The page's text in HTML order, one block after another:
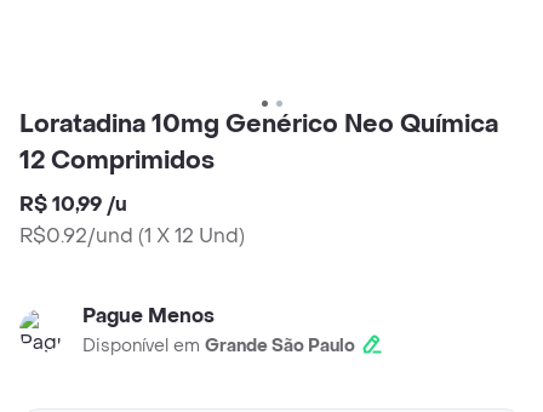
Loratadina 10mg Genérico Neo Química
12 Comprimidos
R$ 10,99 /u
R$0.92/und (1 X 12 Und)
Pague Menos
Disponível em Grande São Paulo